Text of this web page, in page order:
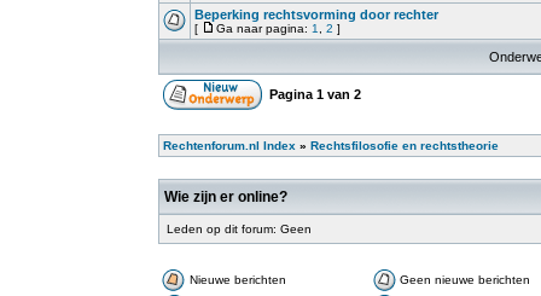
Beperking rechtsvorming door rechter
[ Ga naar pagina: 1 2 ]
Pagina 1 van 2
Rechtenforum.nl Index » Rechtsfilosofie en rechtstheorie
Wie zijn er online?
Leden op dit forum: Geen
Nieuwe berichten
Geen nieuwe berichten